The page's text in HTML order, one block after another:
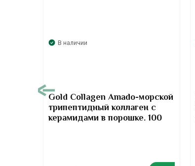
В наличии
Gold Collagen Amado-морской
трипептидный коллаген с
керамидами в порошке. 100